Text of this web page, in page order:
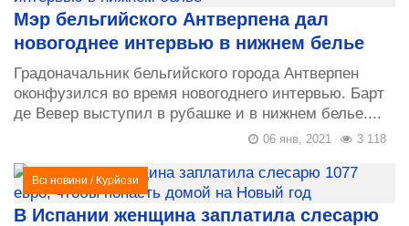
Мэр бельгийского Антверпена дал
новогоднее интервью в нижнем белье
Градоначальник бельгийского города Антверпен
оконфузился во время новогоднего интервью. Барт
де Вевер выступил в рубашке и в нижнем белье....
3 118
06 янв, 2021
Всі новини / Курйози
В Испании женщина заплатила слесарю